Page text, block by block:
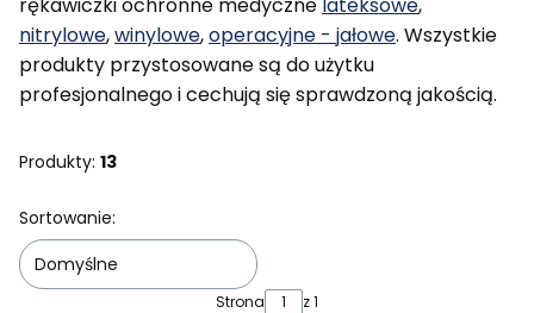
nitrylowe,winylowe,operacyjne - jałowe. Wszystkie
produkty przystosowane są do użytku
profesjonalnego i cechują się sprawdzoną jakością.
Produkty: 13
Lista produktów
Sortowanie:
Domyślne
Strona z 1